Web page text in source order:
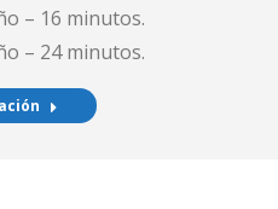
– 16 minutos.
– 24 minutos.